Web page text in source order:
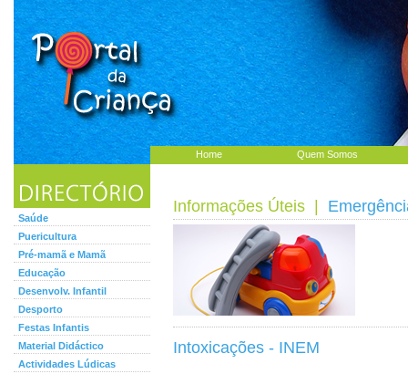
Home Quem Somos
Saúde
Puericultura
Pré-mamã e Mamã
Educação
Desenvolv. Infantil
Desporto
Festas Infantis
Material Didáctico
Actividades Lúdicas
Informações Úteis
Intoxicações - INEM